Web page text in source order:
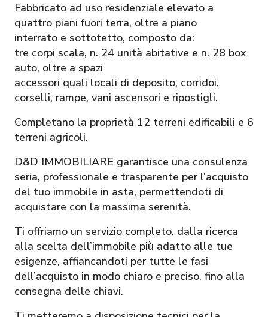
Fabbricato ad uso residenziale elevato a
quattro piani fuori terra, oltre a piano
interrato e sottotetto, composto da:
tre corpi scala, n. 24 unità abitative e n. 28 box
auto, oltre a spazi
accessori quali locali di deposito, corridoi,
corselli, rampe, vani ascensori e ripostigli.
Completano la proprietà 12 terreni edificabili e 6
terreni agricoli.
D&D IMMOBILIARE garantisce una consulenza
seria, professionale e trasparente per l’acquisto
del tuo immobile in asta, permettendoti di
acquistare con la massima serenità.
Ti offriamo un servizio completo, dalla ricerca
alla scelta dell’immobile più adatto alle tue
esigenze, affiancandoti per tutte le fasi
dell’acquisto in modo chiaro e preciso, fino alla
consegna delle chiavi.